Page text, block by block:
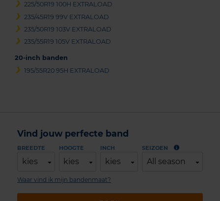
225/50R19 100H EXTRALOAD
235/45R19 99V EXTRALOAD
235/50R19 103V EXTRALOAD
235/55R19 105V EXTRALOAD
20-inch banden
195/55R20 95H EXTRALOAD
Vind jouw perfecte band
BREEDTE
kies
HOOGTE
kies
INCH
kies
SEIZOEN
All season
Waar vind ik mijn bandenmaat?